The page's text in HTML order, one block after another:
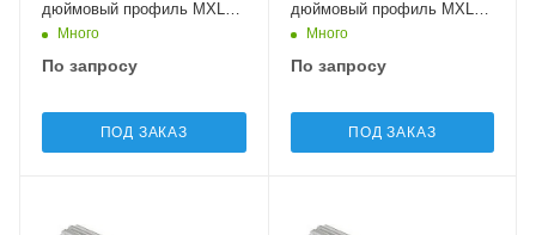
дюймовый профиль MXL11
SatiМного
По запросу
ПОД ЗАКАЗ
дюймовый профиль MXL12
SatiМного
По запросу
ПОД ЗАКАЗ